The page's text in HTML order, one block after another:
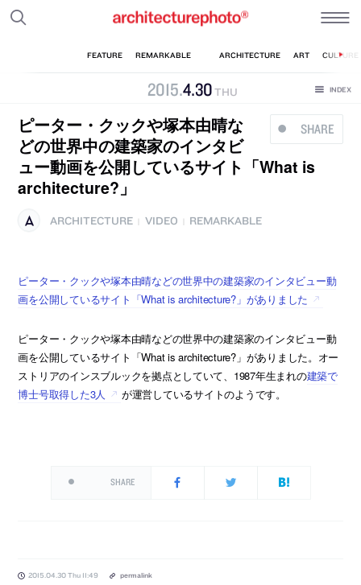
2015.4.30 THU
SHARE
ピーター・クックや塚本由晴な
どの世界中の建築家のインタビ
ュー動画を公開しているサイト「What is
architecture?」
ARCHITECTURE VIDEO REMARKABLE
ピーター・クックや塚本由晴などの世界中の建築家のインタビュー動
画を公開しているサイト「What is architecture?」がありました
ピーター・クックや塚本由晴などの世界中の建築家のインタビュー動
画を公開しているサイト「What is architecture?」がありました。オー
ストリアのインスブルックを拠点としていて、1987年生まれの建築で
博士号取得した3人
が運営しているサイトのようです。
SHARE
2015.04.30 Thu 11:49 permalink